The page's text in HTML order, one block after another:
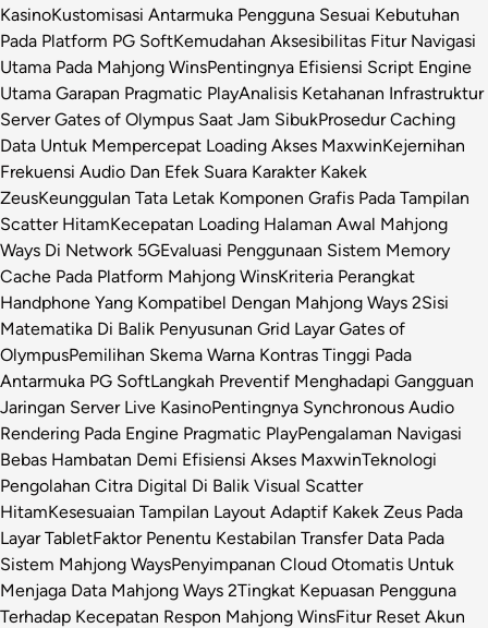
KasinoKustomisasi Antarmuka Pengguna Sesuai Kebutuhan
Pada Platform PG SoftKemudahan Aksesibilitas Fitur Navigasi
Utama Pada Mahjong WinsPentingnya Efisiensi Script Engine
Utama Garapan Pragmatic PlayAnalisis Ketahanan Infrastruktur
Server Gates of Olympus Saat Jam SibukProsedur Caching
Data Untuk Mempercepat Loading Akses MaxwinKejernihan
Frekuensi Audio Dan Efek Suara Karakter Kakek
ZeusKeunggulan Tata Letak Komponen Grafis Pada Tampilan
Scatter HitamKecepatan Loading Halaman Awal Mahjong
Ways Di Network 5GEvaluasi Penggunaan Sistem Memory
Cache Pada Platform Mahjong WinsKriteria Perangkat
Handphone Yang Kompatibel Dengan Mahjong Ways 2Sisi
Matematika Di Balik Penyusunan Grid Layar Gates of
OlympusPemilihan Skema Warna Kontras Tinggi Pada
Antarmuka PG SoftLangkah Preventif Menghadapi Gangguan
Jaringan Server Live KasinoPentingnya Synchronous Audio
Rendering Pada Engine Pragmatic PlayPengalaman Navigasi
Bebas Hambatan Demi Efisiensi Akses MaxwinTeknologi
Pengolahan Citra Digital Di Balik Visual Scatter
HitamKesesuaian Tampilan Layout Adaptif Kakek Zeus Pada
Layar TabletFaktor Penentu Kestabilan Transfer Data Pada
Sistem Mahjong WaysPenyimpanan Cloud Otomatis Untuk
Menjaga Data Mahjong Ways 2Tingkat Kepuasan Pengguna
Terhadap Kecepatan Respon Mahjong WinsFitur Reset Akun